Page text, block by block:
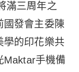
滿三周年之
國發會主委陳
學的印花樂共
Maktar手機備